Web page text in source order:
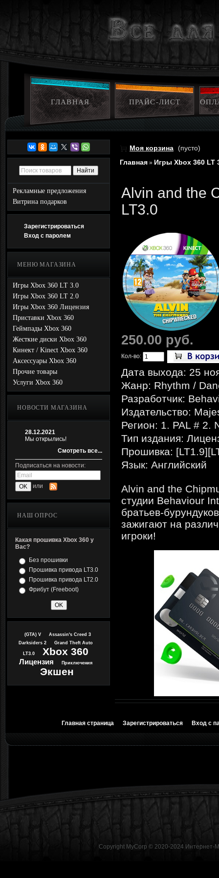
ГЛАВНАЯ ПРАЙС-ЛИСТ
Рекламные предложения
Витрина подарков
Зарегистрироваться
Вход с паролем
МЕНЮ МАГАЗИНА
Игры Xbox 360 LT 3.0
Игры Xbox 360 LT 2.0
Игры Xbox 360 Лицензия
Приставки Xbox 360
Геймпады Xbox 360
Жесткие диски Xbox 360
Кинект / Kinect Xbox 360
Аксессуары Xbox 360
Прочие товары
Услуги Xbox 360
НОВОСТИ МАГАЗИНА
28.12.2021
Мы открылись!
Смотреть все...
Подписаться на новости:
или
НАШ ОПРОС
Какая прошивка Xbox 360 у
Вас?
Без прошивки
Прошивка привода LT3.0
Прошивка привода LT2.0
Фрибут (Freeboot)
(GTA) V
Assassin's Creed 3
Darksiders 2
Grand Theft Auto
LT3.0 Xbox 360
Лицензия Приключения
Экшен
Моя корзина (пусто)
Главная » Игры Xbox 360 LT
Alvin and the
LT3.0
250.00 руб.
Кол-во:
Дата выхода: 25
Жанр: Rhythm /
Разработчик:
Издательство:
Регион: 1. PAL # 2.
Тип издания:
Прошивка:
Язык: Английский
Alvin and the
студии Behaviour
братьев-
зажигают на
игроки!
Главная страница Зарегистрироваться Вход с
Copyright MyCorp © 2020-2024 Интернет-